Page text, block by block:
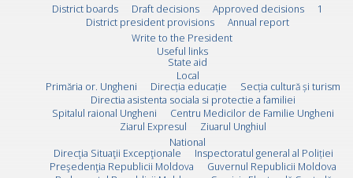
District boards
Draft decisions Approved decisions
1
District president provisions
Annual report
Write to the President
Useful links
State aid
Local
Primăria or. Ungheni
Direcția educație
Secția cultură și turism
Directia asistenta sociala si protectie a familiei
Spitalul raional Ungheni
Centru Medicilor de Familie Ungheni
Ziarul Expresul
Ziuarul Unghiul
National
Direcţia Situaţii Excepţionale
Inspectoratul general al Poliției
Preşedenţia Republicii Moldova
Guvernul Republicii Moldova